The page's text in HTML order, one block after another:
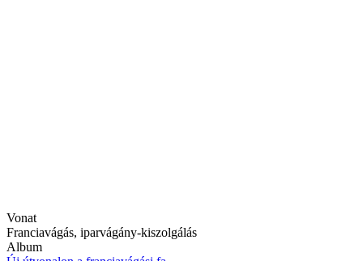
Vonat
Franciavágás, iparvágány-kiszolgálás
Album